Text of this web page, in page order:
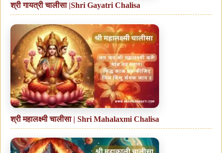
श्री गायत्री चालीसा |Shri Gayatri Chalisa
श्री महालक्ष्मी चालीसा | Shri Mahalaxmi Chalisa